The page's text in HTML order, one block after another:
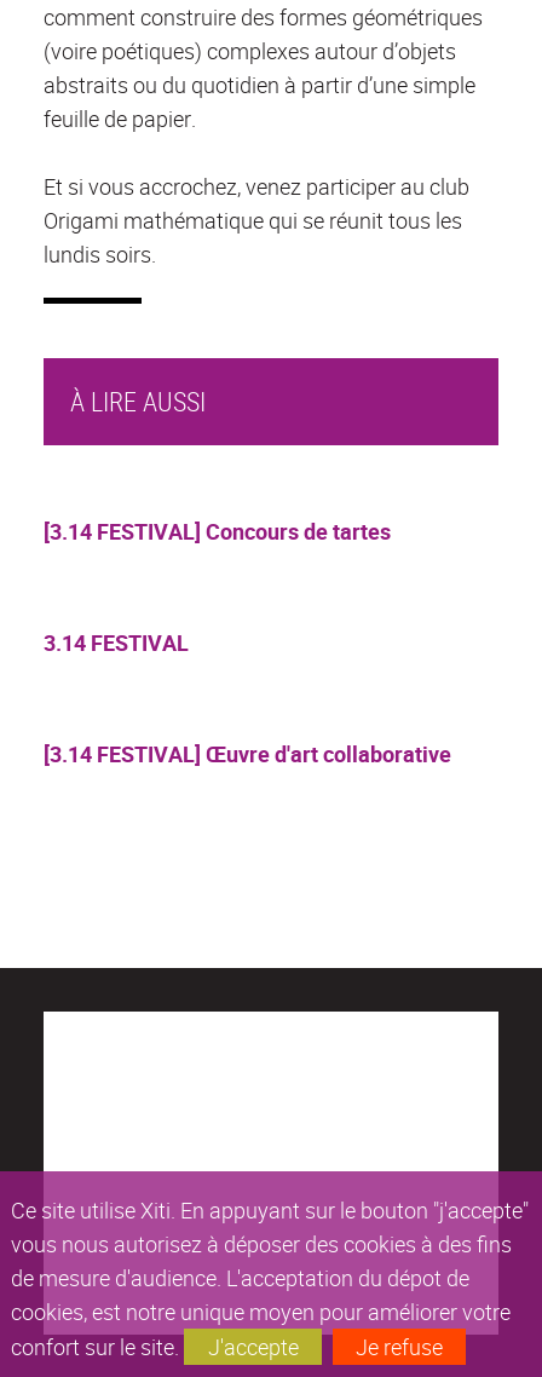
Ce site utilise Xiti. En appuyant sur le bouton "j'accepte"
vous nous autorisez à déposer des cookies à des fins
de mesure d'audience. L'acceptation du dépot de
cookies, est notre unique moyen pour améliorer votre
confort sur le site.
J'accepte Je refuse
comment construire des formes géométriques
(voire poétiques) complexes autour d’objets
abstraits ou du quotidien à partir d’une simple
feuille de papier.
Et si vous accrochez, venez participer au club
Origami mathématique qui se réunit tous les
lundis soirs.
À LIRE AUSSI
[3.14 FESTIVAL] Concours de tartes
3.14 FESTIVAL
[3.14 FESTIVAL] Œuvre d'art collaborative